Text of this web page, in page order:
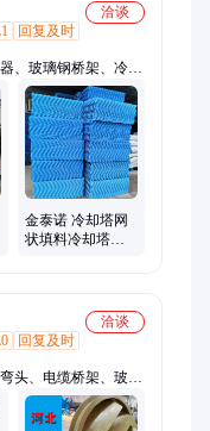
洽谈
回复及时
、玻璃钢桥架、冷却
钢围栏、玻璃钢格
填料、加油站承重井
巢、鳝巢、蒸发冷填
沟、冷却塔喷溅装
金泰诺 冷却塔网
状填料冷却塔配
洽谈
回复及时
头、电缆桥架、玻璃
池、玻璃钢除臭箱、
璃钢圆管、玻璃钢风